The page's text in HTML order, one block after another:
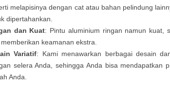
melapisinya dengan cat atau bahan pelindung
dipertahankan.
dan Kuat: Pintu aluminium ringan namun kuat,
keamanan ekstra.
Variatif: Kami menawarkan berbagai desain
selera Anda, sehingga Anda bisa mendapatkan
Anda.